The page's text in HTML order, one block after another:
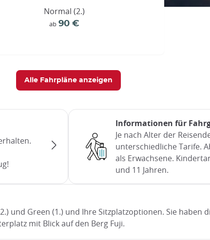
Normal (2.)
ab 90 €
Alle Fahrpläne anzeigen
Informationen für
Je nach Alter der
unterschiedliche Tarife.
als Erwachsene.
und 11 Jahren.
und Green (1.) und Ihre Sitzplatzoptionen. Sie haben
mit Blick auf den Berg Fuji.